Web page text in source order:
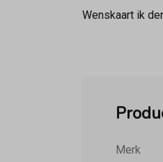
Wenskaart ik
Merk